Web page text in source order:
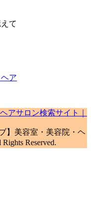
て
ア
アサロン検索サイト｜
】美容室・美容院・ヘ
Reserved.